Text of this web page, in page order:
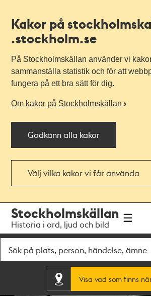
Kakor på
.stockholm.se
På Stockholmskällan använder vi
sammanställa statistik och för att
fungera på ett bra sätt för dig.
Om kakor på Stockholmskällan
Godkänn alla kakor
Välj vilka kakor vi får använda
navigationen
huvudinnehållet
Stockholmskällan
Historia i ord, ljud och bild
Visa vad som finns